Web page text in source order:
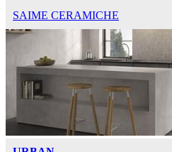
SAIME CERAMICHE